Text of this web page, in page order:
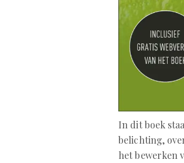
In dit boek
belichting,
het bewerken